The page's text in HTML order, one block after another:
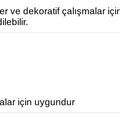
dekoratif çalışmalar
için uygundur